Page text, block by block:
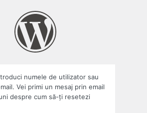
numele de utilizator sau
Vei primi un mesaj prin email
despre cum să-ți resetezi